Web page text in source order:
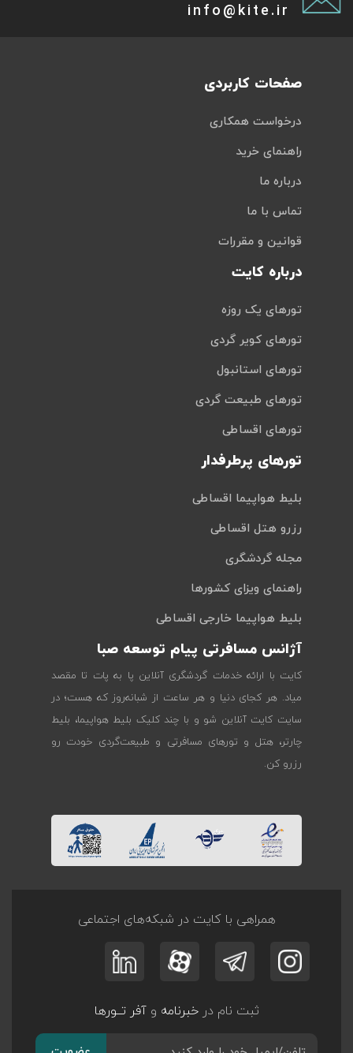
info@kite.ir
صفحات کاربردی
درخواست همکاری
راهنمای خرید
درباره ما
تماس با ما
قوانین و مقررات
درباره کایت
تورهای یک روزه
تورهای کویر گردی
تورهای استانبول
تورهای طبیعت گردی
تورهای اقساطی
تورهای پرطرفدار
بلیط هواپیما اقساطی
رزرو هتل اقساطی
مجله گردشگری
راهنمای ویزای کشورها
بلیط هواپیما خارجی اقساطی
آژانس مسافرتی پیام توسعه صبا
کایت با ارائه خدمات گردشگری آنلاین پا به پات تا مقصد
میاد. هر کجای دنیا و هر ساعت از شبانه‌روز که هست؛ در
سایت کایت آنلاین شو و با چند کلیک بلیط هواپیما، بلیط
چارتر، هتل و تورهای مسافرتی و طبیعت‌گردی خودت رو
رزرو کن.
همراهی با کایت در شبکه‌های اجتماعی
ثبت نام درخبرنامه وآفر تــورها